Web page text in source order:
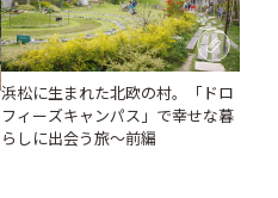
浜松に生まれた北欧の村。「ドロ
フィーズキャンパス」で幸せな暮
らしに出会う旅～前編